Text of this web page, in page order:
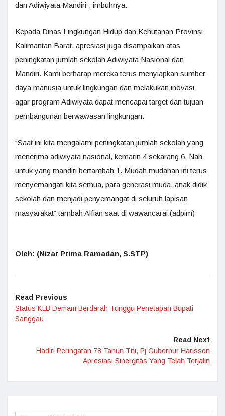
dan Adiwiyata Mandiri”, imbuhnya.
Kepada Dinas Lingkungan Hidup dan Kehutanan Provinsi
Kalimantan Barat, apresiasi juga disampaikan atas
peningkatan jumlah sekolah Adiwiyata Nasional dan
Mandiri. Kami berharap mereka terus menyiapkan sumber
daya manusia untuk lingkungan dan melakukan inovasi
agar program Adiwiyata dapat mencapai target dan tujuan
pembangunan berwawasan lingkungan.
“Saat ini kita mengalami peningkatan jumlah sekolah yang
menerima adiwiyata nasional, kemarin 4 sekarang 6. Nah
untuk yang mandiri bertambah 1. Mudah mudahan ini terus
menyemangati kita semua, para generasi muda, anak didik
sekolah dan menjadi penyemangat di seluruh lapisan
masyarakat” tambah Alfian saat di wawancarai.(adpim)
Oleh: (Nizar Prima Ramadan, S.STP)
Read Previous
Status KLB Demam Berdarah Tunggu Penetapan Bupati
Sanggau
Read Next
Hadiri Peringatan 78 Tahun Tni, Pj Gubernur Harisson
Apresiasi Sinergitas Yang Telah Terjalin